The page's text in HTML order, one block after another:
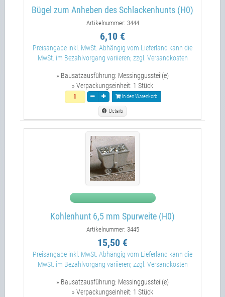
Bügel zum Anheben des Schlackenhunts (H0)
Artikelnummer: 3444
6,10 €
Preisangabe inkl. MwSt. Abhängig vom Lieferland kann die
MwSt. im Bezahlvorgang variieren; zzgl. Versandkosten
» Bausatzausführung: Messinggussteil(e)
» Verpackungseinheit: 1 Stück
In den Warenkorb
Details
Kohlenhunt 6,5 mm Spurweite (H0)
Artikelnummer: 3445
15,50 €
Preisangabe inkl. MwSt. Abhängig vom Lieferland kann die
MwSt. im Bezahlvorgang variieren; zzgl. Versandkosten
» Bausatzausführung: Messinggussteil(e)
» Verpackungseinheit: 1 Stück